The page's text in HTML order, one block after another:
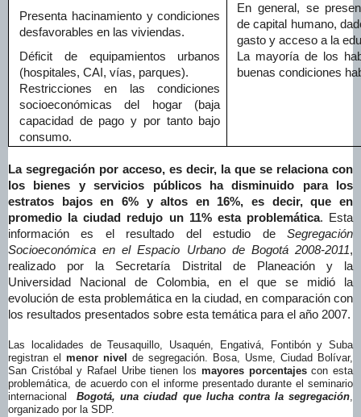
Presenta hacinamiento y condiciones
desfavorables en las viviendas.
En general, se
de capital humano,
gasto y acceso a la
Déficit de equipamientos urbanos
(hospitales, CAI, vías, parques).
La mayoría de los
buenas condiciones
Restricciones en las condiciones
socioeconómicas del hogar (baja
capacidad de pago y por tanto bajo
consumo.
La segregación por acceso, es decir, la que se relaciona con
los bienes y servicios públicos ha disminuido para los
estratos bajos en 6% y altos en 16%, es decir, que en
promedio la ciudad redujo un 11% esta problemática. Esta
información es el resultado del estudio de Segregación
Socioeconómica en el Espacio Urbano de Bogotá 2008-2011,
realizado por la Secretaría Distrital de Planeación y la
Universidad Nacional de Colombia, en el que se midió la
evolución de esta problemática en la ciudad, en comparación con
los resultados presentados sobre esta temática para el año 2007.
Las localidades de Teusaquillo, Usaquén, Engativá, Fontibón y Suba
registran el menor nivel
de segregación. Bosa, Usme, Ciudad Bolívar,
San Cristóbal y Rafael Uribe tienen los mayores porcentajescon esta
problemática, de acuerdo con el informe presentado durante el seminario
internacionalBogotá, una ciudad que lucha contra la segregación,
organizado por la SDP.